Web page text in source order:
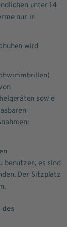
unter 14
nur in
wird
sowie
es sind
Der Sitzplatz
des